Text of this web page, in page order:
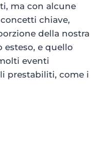
ma con alcune
chiave,
della nostra
esteso, e quello
eventi
prestabiliti, come i